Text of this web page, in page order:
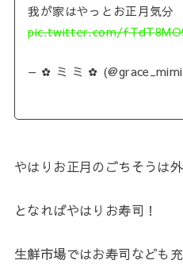
我が家はやっとお正月気分
pic.twitter.com/
— ✿ ミ ミ ✿
やはりお正月のごちそうは
となればやはりお寿司！
生鮮市場ではお寿司なども